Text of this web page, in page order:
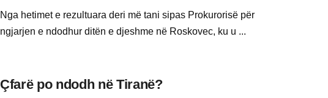
Nga hetimet e rezultuara deri më tani sipas Prokurorisë për
ngjarjen e ndodhur ditën e djeshme në Roskovec, ku u ...
Çfarë po ndodh në Tiranë?